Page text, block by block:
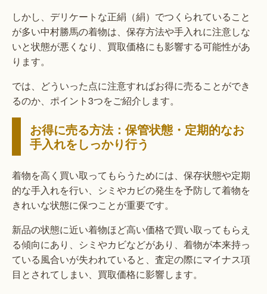
しかし、デリケートな正絹（絹）でつくられていること
が多い中村勝馬の着物は、保存方法や手入れに注意しな
いと状態が悪くなり、買取価格にも影響する可能性があ
ります。
では、どういった点に注意すればお得に売ることができ
るのか、ポイント3つをご紹介します。
お得に売る方法：保管状態・定期的なお
手入れをしっかり行う
着物を高く買い取ってもらうためには、保存状態や定期
的な手入れを行い、シミやカビの発生を予防して着物を
きれいな状態に保つことが重要です。
新品の状態に近い着物ほど高い価格で買い取ってもらえ
る傾向にあり、シミやカビなどがあり、着物が本来持っ
ている風合いが失われていると、査定の際にマイナス項
目とされてしまい、買取価格に影響します。